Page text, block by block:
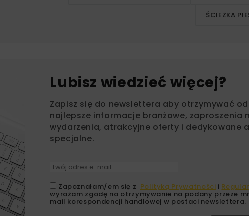
ŚCIEŻKA
Lubisz wiedzieć więcej?
Zapisz się do newslettera aby otrzymywać
najlepsze informacje branżowe, zaproszenia
wydarzenia, atrakcyjne oferty i dedykowane
specjalne.
Zapoznałam/em się z Polityką Prywatności i
wyrażam zgodę na otrzymywanie na podany przeze
mail korespondencji handlowej w postaci newslettera.